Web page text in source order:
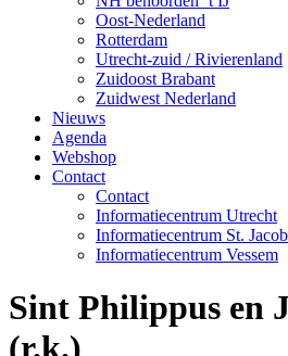
Oost-Nederland
Rotterdam
Utrecht-zuid / Rivierenland
Zuidoost Brabant
Zuidwest Nederland
Nieuws
Agenda
Webshop
Contact
Contact
Informatiecentrum Utrecht
Informatiecentrum St.
Informatiecentrum Vessem
Sint Philippus en
(r.k.)